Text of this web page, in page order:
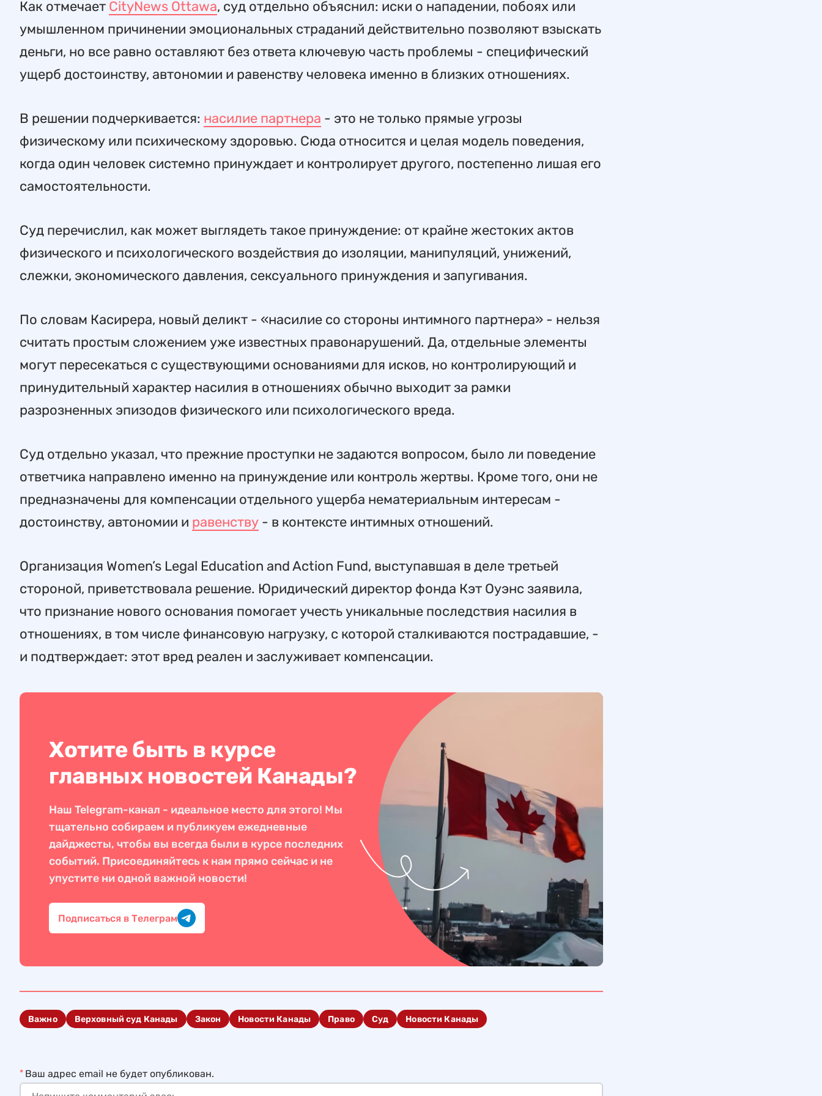
Как отмечает CityNews Ottawa, суд отдельно объяснил: иски о нападении, побоях или
умышленном причинении эмоциональных страданий действительно позволяют взыскать
деньги, но все равно оставляют без ответа ключевую часть проблемы - специфический
ущерб достоинству, автономии и равенству человека именно в близких отношениях.
В решении подчеркивается: насилие партнера - это не только прямые угрозы
физическому или психическому здоровью. Сюда относится и целая модель поведения,
когда один человек системно принуждает и контролирует другого, постепенно лишая его
самостоятельности.
Суд перечислил, как может выглядеть такое принуждение: от крайне жестоких актов
физического и психологического воздействия до изоляции, манипуляций, унижений,
слежки, экономического давления, сексуального принуждения и запугивания.
По словам Касирера, новый деликт - «насилие со стороны интимного партнера» - нельзя
считать простым сложением уже известных правонарушений. Да, отдельные элементы
могут пересекаться с существующими основаниями для исков, но контролирующий и
принудительный характер насилия в отношениях обычно выходит за рамки
разрозненных эпизодов физического или психологического вреда.
Суд отдельно указал, что прежние проступки не задаются вопросом, было ли поведение
ответчика направлено именно на принуждение или контроль жертвы. Кроме того, они не
предназначены для компенсации отдельного ущерба нематериальным интересам -
достоинству, автономии и равенству - в контексте интимных отношений.
Организация Women’s Legal Education and Action Fund, выступавшая в деле третьей
стороной, приветствовала решение. Юридический директор фонда Кэт Оуэнс заявила,
что признание нового основания помогает учесть уникальные последствия насилия в
отношениях, в том числе финансовую нагрузку, с которой сталкиваются пострадавшие, -
и подтверждает: этот вред реален и заслуживает компенсации.
Хотите быть в курсе
главных новостей Канады?
Наш Telegram-канал - идеальное место для этого! Мы
тщательно собираем и публикуем ежедневные
дайджесты, чтобы вы всегда были в курсе последних
событий. Присоединяйтесь к нам прямо сейчас и не
упустите ни одной важной новости!
Подписаться в Телеграм
Важно Верховный суд Канады Закон Новости Канады Право Суд Новости Канады
Ваш адрес email не будет опубликован.
*